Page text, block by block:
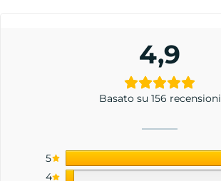
4,9
Basato su 156 recensioni
5
4